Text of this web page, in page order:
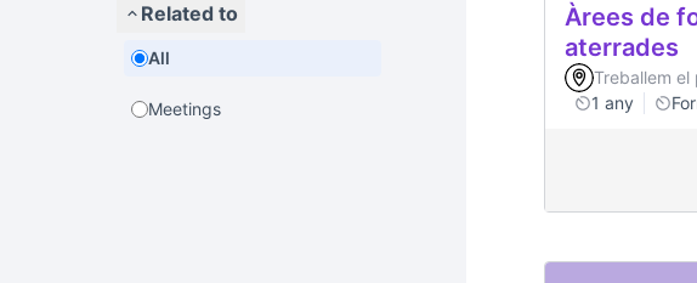
Related to
All
Meetings
Àrees de
aterrades
Treballem
1 any